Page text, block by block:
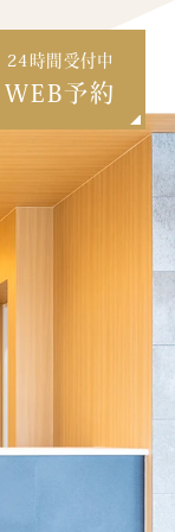
24時間受付中
WEB予約